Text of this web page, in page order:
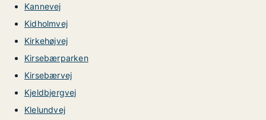
Kannevej
Kidholmvej
Kirkehøjvej
Kirsebærparken
Kirsebærvej
Kjeldbjergvej
Klelundvej